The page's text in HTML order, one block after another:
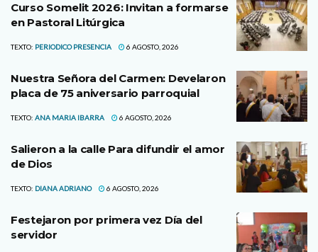
Curso Somelit 2026: Invitan a formarse
en Pastoral Litúrgica
TEXTO: PERIODICO PRESENCIA 6 AGOSTO, 2026
Nuestra Señora del Carmen: Develaron
placa de 75 aniversario parroquial
TEXTO: ANA MARIA IBARRA 6 AGOSTO, 2026
Salieron a la calle Para difundir el amor
de Dios
TEXTO: DIANA ADRIANO 6 AGOSTO, 2026
Festejaron por primera vez Día del
servidor